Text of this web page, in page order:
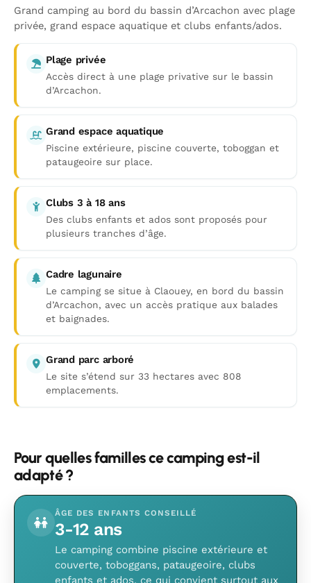
Grand camping au bord du bassin d’Arcachon avec plage
privée, grand espace aquatique et clubs enfants/ados.
Plage privée
Accès direct à une plage privative sur le bassin
d’Arcachon.
Grand espace aquatique
Piscine extérieure, piscine couverte, toboggan et
pataugeoire sur place.
Clubs 3 à 18 ans
Des clubs enfants et ados sont proposés pour
plusieurs tranches d’âge.
Cadre lagunaire
Le camping se situe à Claouey, en bord du bassin
d’Arcachon, avec un accès pratique aux balades
et baignades.
Grand parc arboré
Le site s’étend sur 33 hectares avec 808
emplacements.
Pour quelles familles ce camping est-il
adapté ?
ÂGE DES ENFANTS CONSEILLÉ
3-12 ans
Le camping combine piscine extérieure et
couverte, toboggans, pataugeoire, clubs
enfants et ados, ce qui convient surtout aux